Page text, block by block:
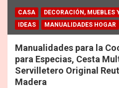
CASA
DECORACIÓN, MUEBLES
IDEAS
MANUALIDADES HOGAR
Manualidades para la
para Especias, Cesta
Servilletero Original
Madera